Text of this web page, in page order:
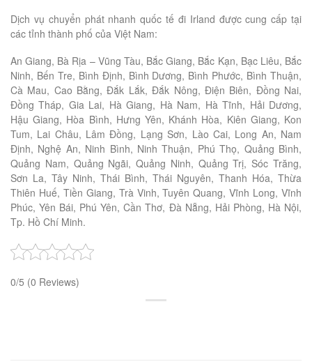
Dịch vụ chuyển phát nhanh quốc tế đi Irland được cung cấp tại
các tỉnh thành phố của Việt Nam:
An Giang, Bà Rịa – Vũng Tàu, Bắc Giang, Bắc Kạn, Bạc Liêu, Bắc
Ninh, Bến Tre, Bình Định, Bình Dương, Bình Phước, Bình Thuận,
Cà Mau, Cao Bằng, Đắk Lắk, Đắk Nông, Điện Biên, Đồng Nai,
Đồng Tháp, Gia Lai, Hà Giang, Hà Nam, Hà Tĩnh, Hải Dương,
Hậu Giang, Hòa Bình, Hưng Yên, Khánh Hòa, Kiên Giang, Kon
Tum, Lai Châu, Lâm Đồng, Lạng Sơn, Lào Cai, Long An, Nam
Định, Nghệ An, Ninh Bình, Ninh Thuận, Phú Thọ, Quảng Bình,
Quảng Nam, Quảng Ngãi, Quảng Ninh, Quảng Trị, Sóc Trăng,
Sơn La, Tây Ninh, Thái Bình, Thái Nguyên, Thanh Hóa, Thừa
Thiên Huế, Tiền Giang, Trà Vinh, Tuyên Quang, Vĩnh Long, Vĩnh
Phúc, Yên Bái, Phú Yên, Cần Thơ, Đà Nẵng, Hải Phòng, Hà Nội,
Tp. Hồ Chí Minh.
0/5 (0 Reviews)